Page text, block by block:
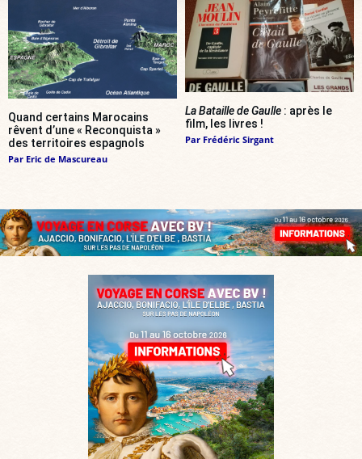
Quand certains Marocains
rêvent d’une « Reconquista »
des territoires espagnols
Par Eric de Mascureau
La Bataille de Gaulle : après le
film, les livres !
Par Frédéric Sirgant